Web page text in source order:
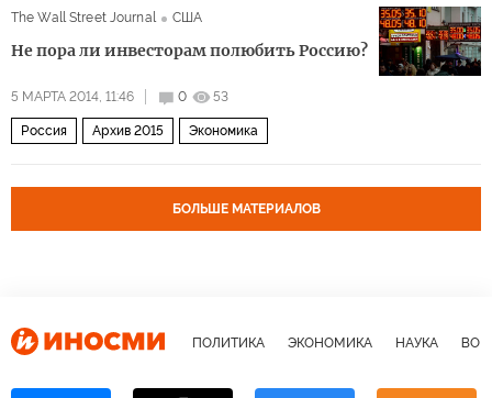
The Wall Street Journal США
Не пора ли инвесторам полюбить Россию?
5 МАРТА 2014, 11:46 0 53
Россия Архив 2015 Экономика
БОЛЬШЕ МАТЕРИАЛОВ
ПОЛИТИКА ЭКОНОМИКА НАУКА